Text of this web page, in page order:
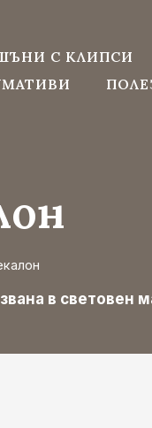
С КЛИПСИ
в световен